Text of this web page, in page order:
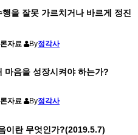
을 잘못 가르치거나 바르게 정진
자료 By정각사
음을 성장시켜야 하는가?
자료 By정각사
이란 무엇인가?(2019.5.7)